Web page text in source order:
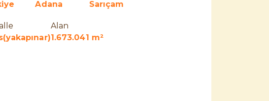
Adana
Sarıçam
Alan
1.673.041 m²